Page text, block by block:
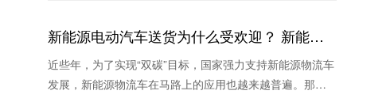
新能源电动汽车送货为什么受欢迎？ 新能源
租车公司推荐哪个
近些年，为了实现“双碳”目标，国家强力支持新能源物流车
发展，新能源物流车在马路上的应用也越来越普遍。那